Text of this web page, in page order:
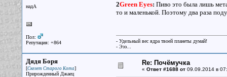
надА
Пол:
Репутация: +864
2Green Eyes: Пиво это была лишь
то и маленькой. Поэтому два раза
- Удельный вес ядра твоей планеты думай!
- Эээ...
Дядя Боря
[Скелет Старого Кота]
Прирожденный Джаец
Re: Почёмучка
« Ответ #1688 от09.09.2014 в